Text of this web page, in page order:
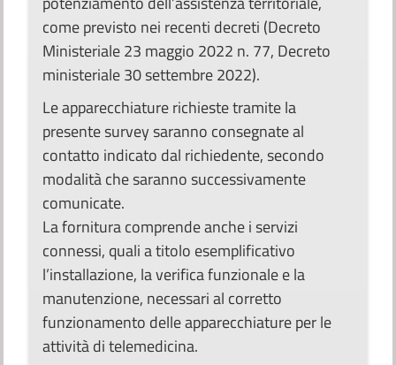
come previsto nei recenti decreti (Decreto
Ministeriale 23 maggio 2022 n. 77, Decreto
ministeriale 30 settembre 2022).
Le apparecchiature richieste tramite la
presente survey saranno consegnate al
contatto indicato dal richiedente, secondo
modalità che saranno successivamente
comunicate.
La fornitura comprende anche i servizi
connessi, quali a titolo esemplificativo
l’installazione, la verifica funzionale e la
manutenzione, necessari al corretto
funzionamento delle apparecchiature per le
attività di telemedicina.